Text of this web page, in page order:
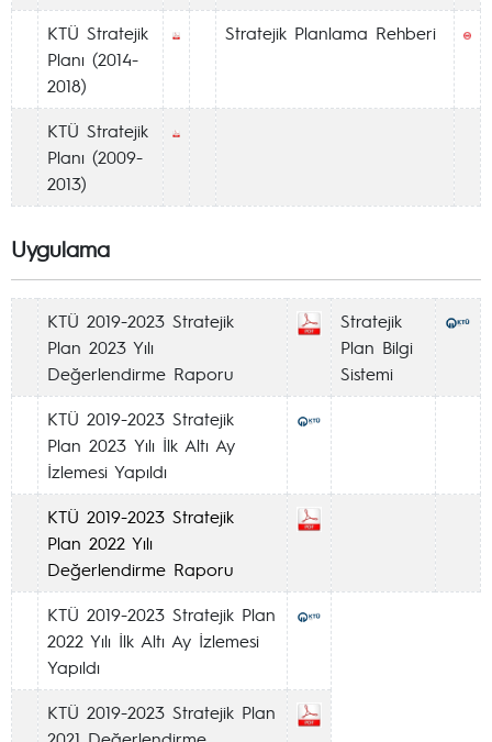
KTÜ Stratejik
Planı (2014-
2018)
Stratejik Planlama Rehberi
KTÜ Stratejik
Planı (2009-
2013)
Uygulama
KTÜ 2019-2023 Stratejik
Plan 2023 Yılı
Değerlendirme Raporu
Stratejik
Plan Bilgi
Sistemi
KTÜ 2019-2023 Stratejik
Plan 2023 Yılı İlk Altı Ay
İzlemesi Yapıldı
KTÜ 2019-2023 Stratejik
Plan 2022 Yılı
Değerlendirme Raporu
KTÜ 2019-2023 Stratejik Plan
2022 Yılı İlk Altı Ay İzlemesi
Yapıldı
KTÜ 2019-2023 Stratejik Plan